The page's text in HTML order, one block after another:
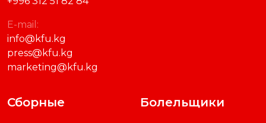
E-mail:
info@kfu.kg
press@kfu.kg
marketing@kfu.kg
Сборные Болельщики